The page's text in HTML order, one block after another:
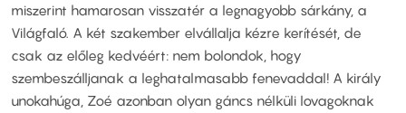
miszerint hamarosan visszatér a legnagyobb sárkány, a
Világfaló. A két szakember elvállalja kézre kerítését, de
csak az előleg kedvéért: nem bolondok, hogy
szembeszálljanak a leghatalmasabb fenevaddal! A király
unokahúga, Zoé azonban olyan gáncs nélküli lovagoknak